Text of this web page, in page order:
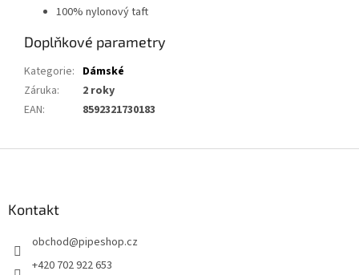
100% nylonový taft
Doplňkové parametry
Kategorie: Dámské
Záruka:
2 roky
EAN: 8592321730183
Kontakt
obchod@pipeshop.cz
+420 702 922 653